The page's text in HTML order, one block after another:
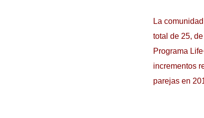
La
total de 25,
Programa
incrementos
parejas en